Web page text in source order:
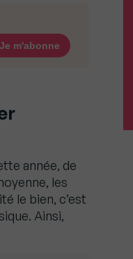
année, de
les
le bien, c’est
Ainsi,